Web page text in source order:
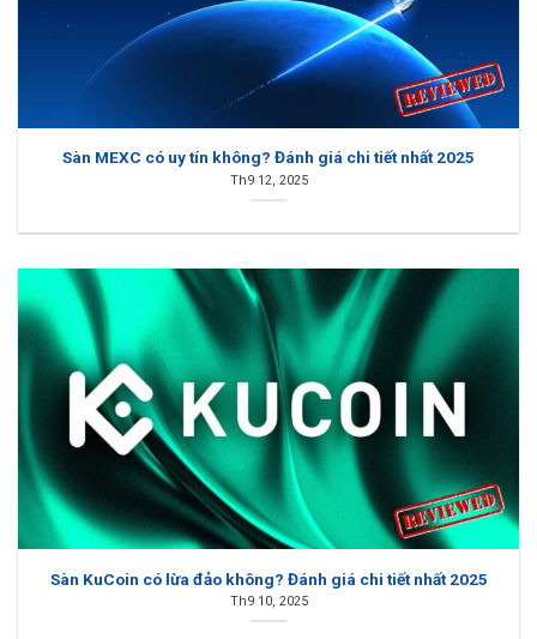
Sàn MEXC có uy tín không? Đánh giá chi tiết nhất 2025
Th9 12, 2025
Sàn KuCoin có lừa đảo không? Đánh giá chi tiết nhất 2025
Th9 10, 2025